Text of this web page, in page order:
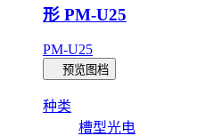
形 PM-U25
PM-U25
预览图档
种类
槽型光电